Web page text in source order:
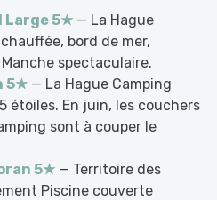
Large 5★ — La Hague
bord de mer,
spectaculaire.
5★ — La Hague Camping
étoiles. En juin, les couchers
sont à couper le
5★ — Territoire des
Piscine couverte